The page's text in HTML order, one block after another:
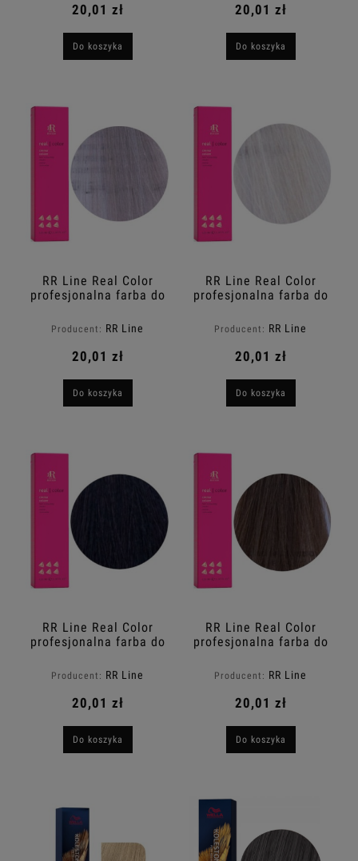
20,01 zł
Do koszyka
20,01 zł
Do koszyka
RR Line Real Color
profesjonalna farba do
blond popielaty 100ml
Producent: RR Line
20,01 zł
Do koszyka
RR Line Real Color
profesjonalna farba do
ekstra blond 100ml
Producent: RR Line
20,01 zł
Do koszyka
RR Line Real Color
profesjonalna farba do
intensywnie fioletowy
Producent: RR Line
20,01 zł
Do koszyka
RR Line Real Color
profesjonalna farba do
Intensywny blond
Producent: RR Line
20,01 zł
Do koszyka